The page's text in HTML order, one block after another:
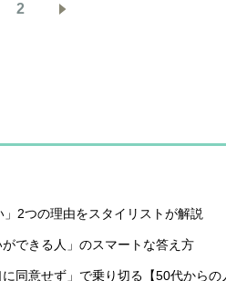
2
2つの理由をスタイリストが解説
できる人」のスマートな答え方
同意せず」で乗り切る【50代からの